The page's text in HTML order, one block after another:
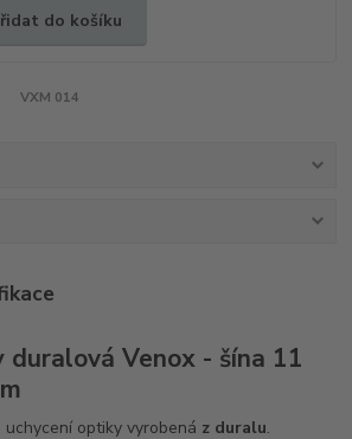
do košíku
VXM 014
Venox - šína 11
optiky vyrobená z duralu.